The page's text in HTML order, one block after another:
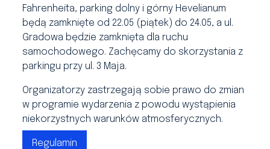
Fahrenheita, parking dolny i górny Hevelianum
będą zamknięte od 22.05 (piątek) do 24.05, a ul.
Gradowa będzie zamknięta dla ruchu
samochodowego. Zachęcamy do skorzystania z
parkingu przy ul. 3 Maja.
Organizatorzy zastrzegają sobie prawo do zmian
w programie wydarzenia z powodu wystąpienia
niekorzystnych warunków atmosferycznych.
Regulamin